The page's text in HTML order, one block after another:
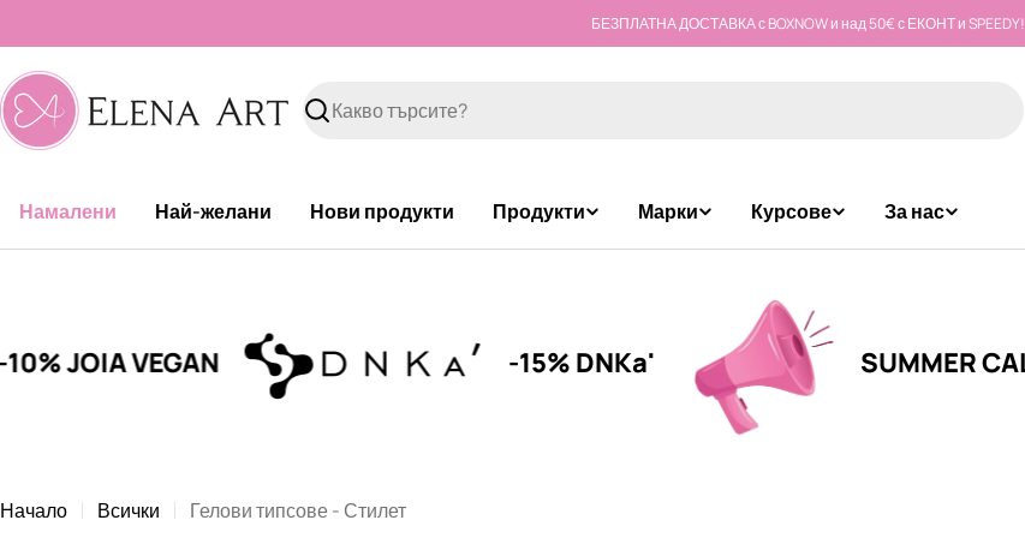
съдържанието
БЕЗПЛАТНА ДОСТАВКА с BOXNOW и над 50€ с ЕКОНТ и SPEEDY!
Търсене
Намалени Най-желани Нови продукти Продукти Марки Курсове За нас
VEGAN -15% DNKa' SUMMER CALL
Начало Всички Гелови типсове - Стилет